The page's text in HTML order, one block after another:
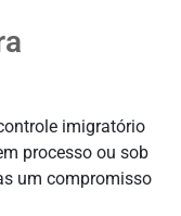
imigratório
processo ou sob
um compromisso